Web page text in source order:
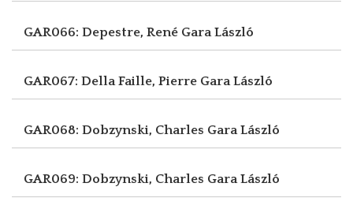
GAR066: Depestre, René Gara László
GAR067: Della Faille, Pierre Gara László
GAR068: Dobzynski, Charles Gara László
GAR069: Dobzynski, Charles Gara László